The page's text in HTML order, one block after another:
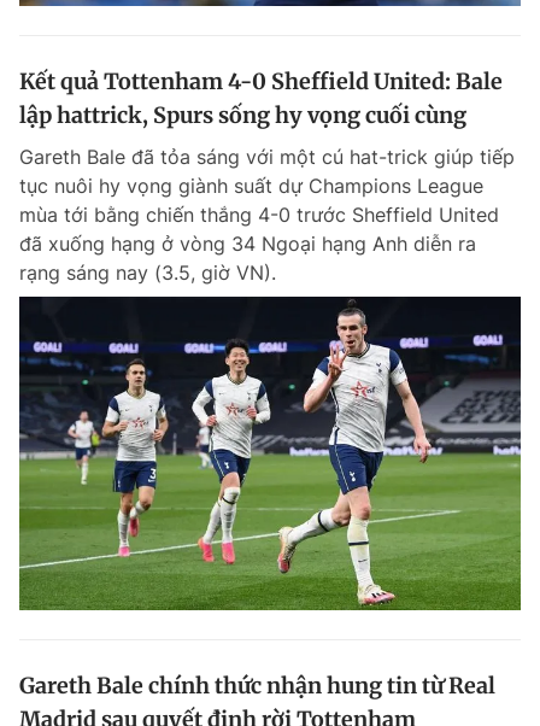
Kết quả Tottenham 4-0 Sheffield United: Bale
lập hattrick, Spurs sống hy vọng cuối cùng
Gareth Bale đã tỏa sáng với một cú hat-trick giúp tiếp
tục nuôi hy vọng giành suất dự Champions League
mùa tới bằng chiến thắng 4-0 trước Sheffield United
đã xuống hạng ở vòng 34 Ngoại hạng Anh diễn ra
rạng sáng nay (3.5, giờ VN).
Gareth Bale chính thức nhận hung tin từ Real
Madrid sau quyết định rời Tottenham